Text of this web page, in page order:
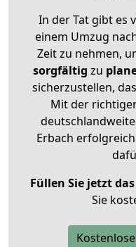
In der Tat gibt es
einem Umzug
Zeit zu nehmen,
sorgfältig zu
sicherzustellen,
Mit der
Erbach
Füllen Sie jetzt
Sie